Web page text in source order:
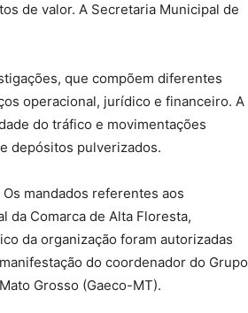
de valor. A Secretaria Municipal de
que compõem diferentes
operacional, jurídico e financeiro. A
do tráfico e movimentações
depósitos pulverizados.
mandados referentes aos
da Comarca de Alta Floresta,
da organização foram autorizadas
do coordenador do Grupo
Grosso (Gaeco-MT).